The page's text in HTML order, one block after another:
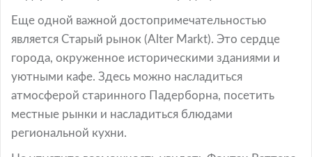
Еще одной важной достопримечательностью
является Старый рынок (Alter Markt). Это сердце
города, окруженное историческими зданиями и
уютными кафе. Здесь можно насладиться
атмосферой старинного Падерборна, посетить
местные рынки и насладиться блюдами
региональной кухни.